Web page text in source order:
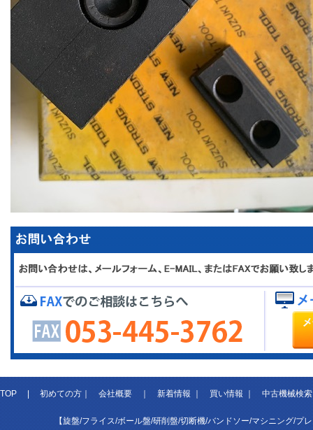
TOP|初めての方｜会社概要｜新着情報｜買い情報｜中古機械検索
【旋盤/フライス/ボール盤/研削盤/切断機/バンドソー/マシニング/プ